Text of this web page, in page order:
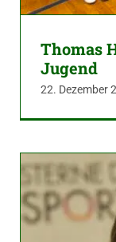
Thomas
Jugend
22. Dezember